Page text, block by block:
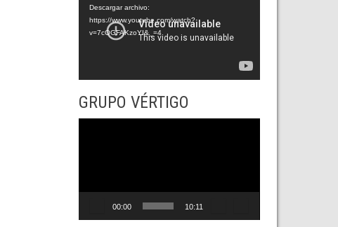
vídeo
Descargar archivo:
https://www.youtube.com/watch?
v=7cOGFAKzoYI&_=4
GRUPO VÉRTIGO
00:00 10:11